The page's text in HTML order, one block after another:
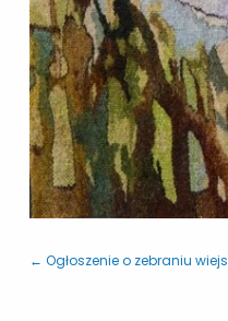
← Ogłoszenie o zebraniu